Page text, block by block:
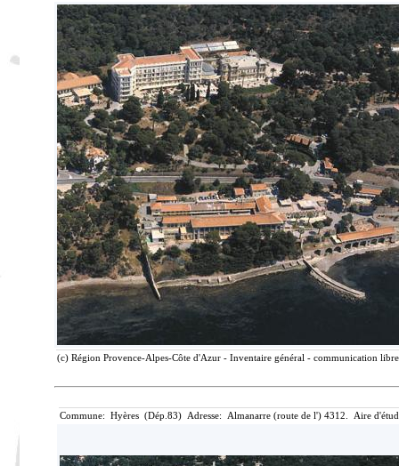
(c) Région Provence-Alpes-Côte d'Azur - Inventaire général - communication
Commune: Hyères (Dép.83) Adresse: Almanarre (route de l') 4312. Aire